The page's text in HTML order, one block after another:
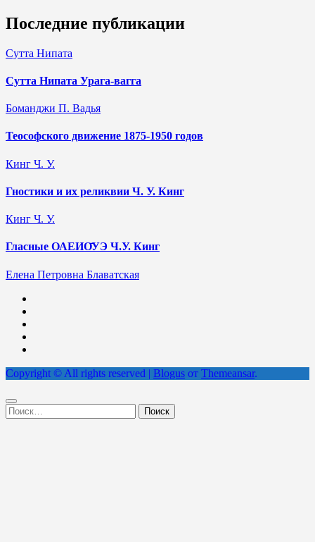
Последние публикации
Сутта Нипата
Сутта Нипата Урага-вагга
Боманджи П. Вадья
Теософского движение 1875-1950 годов
Кинг Ч. У.
Гностики и их реликвии Ч. У. Кинг
Кинг Ч. У.
Гласные ОАЕИО̄УЭ Ч.У. Кинг
Елена Петровна Блаватская
Copyright © All rights reserved | Blogus от Themeansar.
Найти: